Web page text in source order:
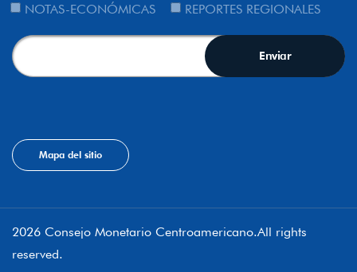
NOTAS-ECONÓMICAS
REPORTES REGIONALES
Mapa del sitio
2026 Consejo Monetario Centroamericano.All rights
reserved.